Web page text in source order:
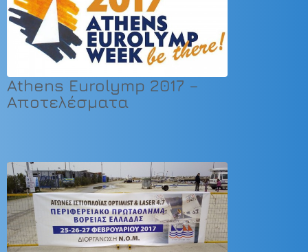
Athens Eurolymp 2017 –
Αποτελέσματα